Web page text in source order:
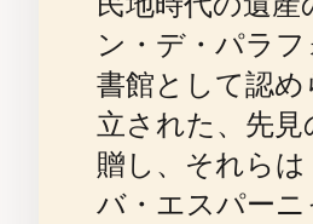
ン・デ・パラ
書館として認
立された、先
贈し、それら
バ・エスパーニ